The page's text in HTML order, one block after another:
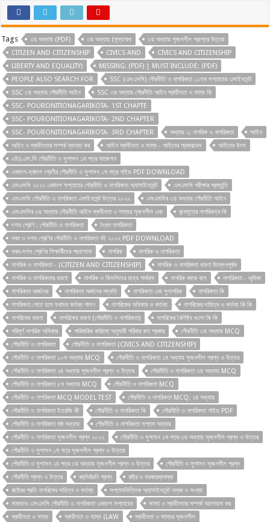
Tags ৩য় অধ্যায় (PDF) ৩য় অধ্যায় (মূল্যবোধ
৩য় অধ্যায় সৃজনশীল প্রশ্নের উত্তর
CITIZEN AND CITIZENSHIP
CIVICS AND
CIVICS AND CITIZENSHIP
LIBERTY AND EQUALITY)
MISSING: (PDF) ‎| MUST INCLUDE: (PDF)
PEOPLE ALSO SEARCH FOR
SSC (এসএসসি) পৌরনীতি ও নাগরিকতা ১১তম সপ্তাহের এসাইনমেন্ট
SSC ৩য় অধ্যায় পৌরনীতি আইন
SSC ৩য় অধ্যায় পৌরনীতি আইন স্বাধীনতা ও সাম্য কি
SSC- POURONITIONAGARIKOTA- 1ST CHAPTE
SSC- POURONITIONAGARIKOTA- 2ND CHAPTER
SSC- POURONITIONAGARIKOTA- 3RD CHAPTER
অধ্যায় ২: নাগরিক ও নাগরিকতা
আইন
আইন ও স্বাধীনতার সম্পর্ক ব্যাখ্যা কর
আইন স্বাধীনতা ও সাম্য - আইনের প্রকারভেদ
আইনের উৎস
এইচ.এস.সি পৌরনীতি ও সুশাসন ১ম পত্র সাজেশন
একাদশ-দ্বাদশ শ্রেণীর পৌরনীতি ও সুশাসন ১ম পত্র গাইড PDF DOWNLOAD
এসএসসি ২০২২ একাদশ সপ্তাহের পৌরনীতি ও নাগরিকতা অ্যাসাইনমেন্ট
এসএসসি পরীক্ষার প্রস্তুতি
এসএসসি পৌরনীতি ও নাগরিকতা এসাইনমেন্ট উত্তর ২০২২
এসএসসির ৩য় অধ্যায় পৌরনীতি আইন
এসএসসির ৩য় অধ্যায় পৌরনীতি আইন স্বাধীনতা ও সাম্যর সৃজনশীল এবং
জন্মসূত্রে নাগরিকত্ব কি
দশম শ্রেণি : পৌরনীতি ও নাগরিকতা
দ্বৈত নাগরিকতা
নবম ও দশম শ্রেণির পৌরনীতি ও নাগরিকতা বই ২০২২ PDF DOWNLOAD
নবম-দশম শ্রেণির শিক্ষার্থীদের পড়াশোনা
নাগরিক
নাগরিক ও নাগরিকতা
নাগরিক ও নাগরিকতা - (CITIZEN AND CITIZENSHIP)
নাগরিক ও নাগরিকতা ধারণা উল্লেখপূর্বক
নাগরিক ও নাগরিকতার ধারণা
নাগরিক ও বিদেশিদের মধ্যে পার্থক্য নাগরিক কাকে বলে
নাগরিকতা - ভূমিকা
নাগরিকতা অর্জনের
নাগরিকতা অর্জনের পদ্ধতি নাগরিকতা এবং সুনাগরিক
নাগরিকতা কি
নাগরিকতা পেতে হলে যথাযথ কর্তব্য পালন
নাগরিকের অধিকার ও কর্তব্য
নাগরিকের দায়িত্ব ও কর্তব্য কি কি
নাগরিকের ধারণা
নাগরিকের ধারণা (পৌরনীতি ও নাগরিকতা)
নাগরিকের বৈশিষ্ট্য গুলো কি কি
পরিপূর্ণ নাগরিক অধিকার
পারিবারিক কাঠামো অনুযায়ী পরিবার কত প্রকার
পৌরনীতি ৩য় অধ্যায় MCQ
পৌরনীতি ও নাগরিকতা
পৌরনীতি ও নাগরিকতা (CIVICS AND CITIZENSHIP)
পৌরনীতি ও নাগরিকতা ১০ম অধ্যায় MCQ
পৌরনীতি ও নাগরিকতা ১ম অধ্যায় সৃজনশীল প্রশ্ন ও উত্তর
পৌরনীতি ও নাগরিকতা ২য় অধ্যায় সৃজনশীল প্রশ্ন ও উত্তর
পৌরনীতি ও নাগরিকতা ৩য় অধ্যায় MCQ
পৌরনীতি ও নাগরিকতা ৫ম অধ্যায় MCQ
পৌরনীতি ও নাগরিকতা MCQ
পৌরনীতি ও নাগরিকতা MCQ MODEL TEST
পৌরনীতি ও নাগরিকতা MCQ: ২য় অধ্যায়
পৌরনীতি ও নাগরিকতা ইংরেজি কী
পৌরনীতি ও নাগরিকতা কি
পৌরনীতি ও নাগরিকতা গাইড PDF
পৌরনীতি ও নাগরিকতা ষষ্ঠ অধ্যায়
পৌরনীতি ও নাগরিকতা সপ্তম অধ্যায়
পৌরনীতি ও নাগরিকতা সৃজনশীল প্রশ্ন ২০২২
পৌরনীতি ও সুশাসন ১ম পত্র ৩য় অধ্যায় সৃজনশীল প্রশ্ন ও উত্তর
পৌরনীতি ও সুশাসন ১ম পত্র সৃজনশীল প্রশ্ন ও উত্তর
পৌরনীতি ও সুশাসন ২য় পত্র ৩য় অধ্যায় সৃজনশীল প্রশ্ন ও উত্তর
পৌরনীতি ও সুশাসন সৃজনশীল প্রশ্ন
পৌরনীতি প্রশ্ন ও উত্তর
বহুনির্বাচনি প্রশ্ন
রাষ্ট্র ও সরকারব্যবস্থা
রাষ্ট্রের প্রতি নাগরিকের দায়িত্ব ও কর্তব্য
সপ্তাহভিত্তিক অ্যাসাইনমেন্ট নম্বর ও সংখ্যা
সমাধানঃ এসএসসি পৌরনীতি ও নাগরিকতা একাদশ সপ্তাহের
সাম্য ও স্বাধীনতার সম্পর্ক আলোচনা কর
স্বাধীনতা ও সাম্য
স্বাধীনতা ও সাম্য (LAW স্বাধীনতা ও সাম্যর সৃজনশীল